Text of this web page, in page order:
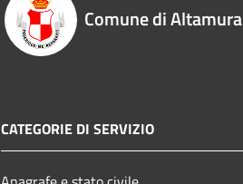
Comune di Altamura
CATEGORIE DI SERVIZIO